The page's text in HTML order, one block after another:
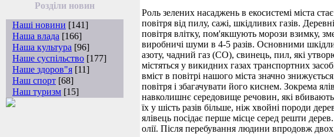
Розділи новин
Наші новини [141]
Наша влада [166]
Наша культура [96]
Наше суспільство [177]
Наше здоров"я [11]
Наш спорт [68]
Наш туризм [15]
Роль зелених насаджень в екосистемі міста
повітря від пилу, сажі, шкідливих газів.
повітря влітку, пом'якшують морози взимку,
виробничі шуми в 4-5 разів. Основними
азоту, чадний газ (СО), свинець, пил, які
містяться у викидних газах транспортних
вміст в повітрі нашого міста значно
повітря і збагачувати його киснем. Зокрема
навколишнє середовище речовин, які вбивають
їх у шість разів більше, ніж хвойні породи
ялівець посідає перше місце серед решти
олії. Після перебування людини впродовж двох